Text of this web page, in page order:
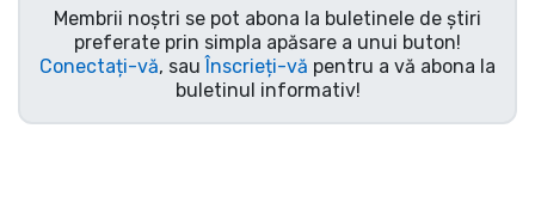
Membrii noștri se pot abona la buletinele de știri
preferate prin simpla apăsare a unui buton!
Conectați-vă, sauÎnscrieți-vă pentru a vă abona la
buletinul informativ!
Sortare după Anime
Sortare după jocuri